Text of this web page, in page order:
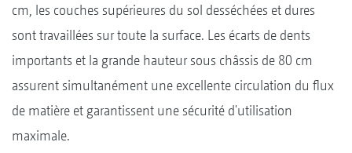
cm, les couches supérieures du sol desséchées et dures
sont travaillées sur toute la surface. Les écarts de dents
importants et la grande hauteur sous châssis de 80 cm
assurent simultanément une excellente circulation du flux
de matière et garantissent une sécurité d'utilisation
maximale.